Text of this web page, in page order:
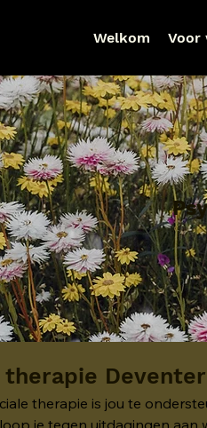
Welkom Voor
therapie Deventer
therapie is jou te
je tegen uitdagingen aan